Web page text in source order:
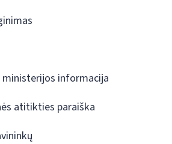
ministerijos informacija
atitikties paraiška